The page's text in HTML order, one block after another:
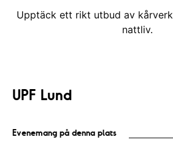
Upptäck ett rikt utbud av
nattliv.
UPF Lund
Evenemang på denna plats